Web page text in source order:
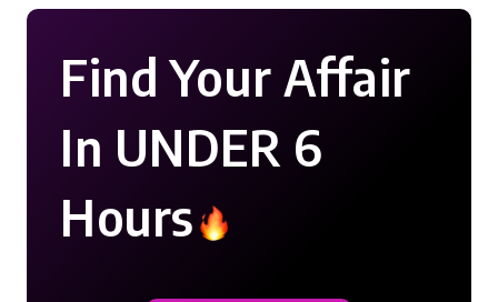
Find Your Affair
In UNDER 6
Hours